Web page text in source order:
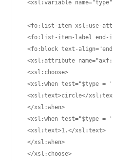
<xsl:variable
<fo:list-item xsl:use-
<fo:list-item-label end-
<fo:block text-
<xsl:attribute
<xsl:choose>
<xsl:when test="$type
<xsl:text>circle</
</xsl:when>
<xsl:when test="$type =
<xsl:text>1.</xsl:text>
</xsl:when>
</xsl:choose>